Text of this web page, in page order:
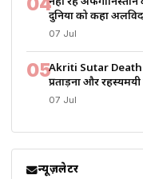
दुनिया को कहा
07 Jul
05Akriti Sutar Death
प्रताड़ना और
07 Jul
न्यूज़लेटर